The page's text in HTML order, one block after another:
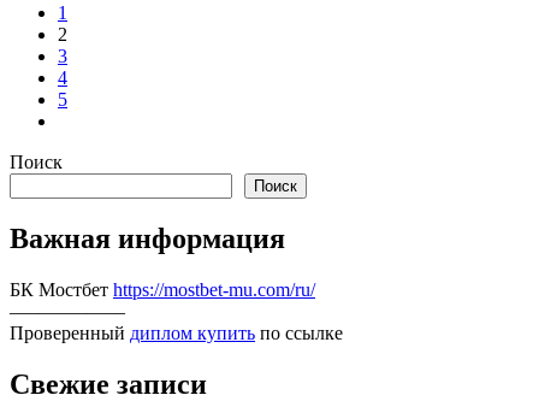
1
2
3
4
5
Поиск
Поиск
Важная информация
БК Мостбет https://mostbet-mu.com/ru/
––––––––––––
Проверенный диплом купить по ссылке
Свежие записи